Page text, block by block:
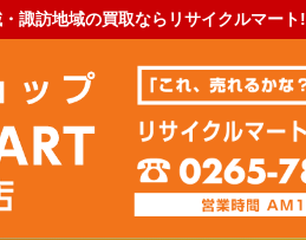
諏訪地域の買取ならリサイクルマート!